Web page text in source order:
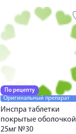
По рецепту
Оригинальный препарат
Инспра таблетки
покрытые оболочкой
25мг №30